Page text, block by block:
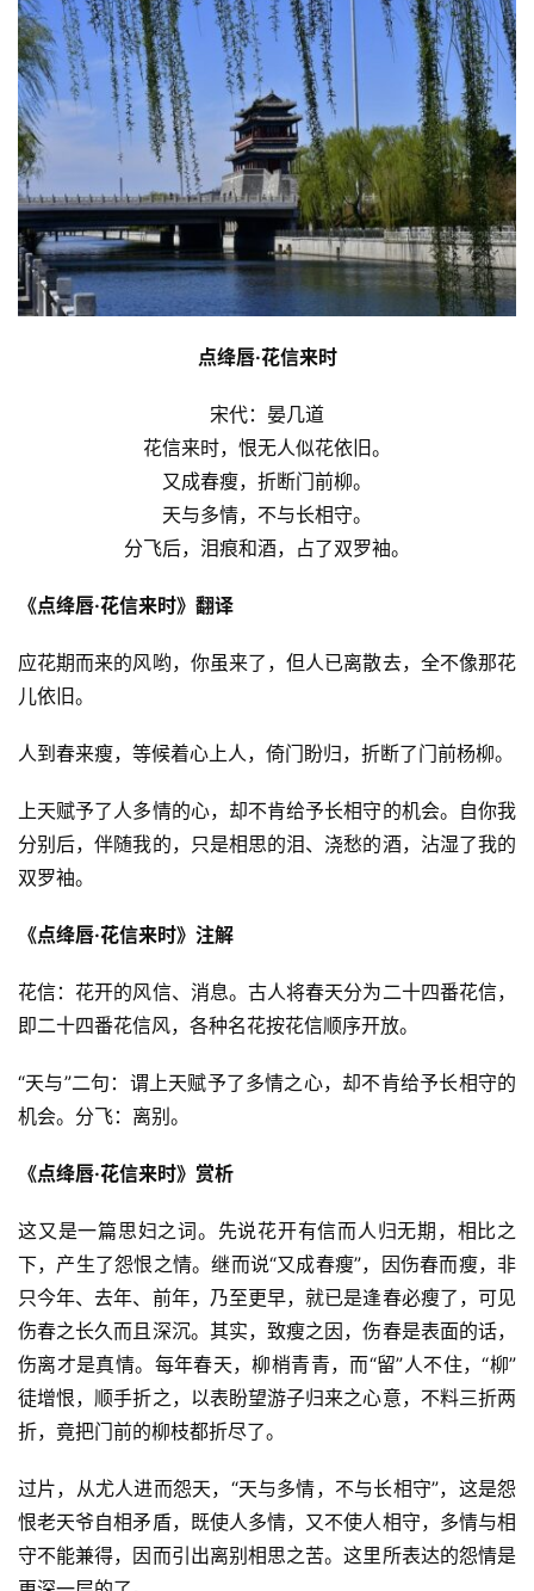
点绛唇·花信来时
宋代：晏几道
花信来时，恨无人似花依旧。
又成春瘦，折断门前柳。
天与多情，不与长相守。
分飞后，泪痕和酒，占了双罗袖。
《点绛唇·花信来时》翻译
应花期而来的风哟，你虽来了，但人已离散去，全不像那花
儿依旧。
人到春来瘦，等候着心上人，倚门盼归，折断了门前杨柳。
上天赋予了人多情的心，却不肯给予长相守的机会。自你我
分别后，伴随我的，只是相思的泪、浇愁的酒，沾湿了我的
双罗袖。
《点绛唇·花信来时》注解
花信：花开的风信、消息。古人将春天分为二十四番花信，
即二十四番花信风，各种名花按花信顺序开放。
“天与”二句：谓上天赋予了多情之心，却不肯给予长相守的
机会。分飞：离别。
《点绛唇·花信来时》赏析
这又是一篇思妇之词。先说花开有信而人归无期，相比之
下，产生了怨恨之情。继而说“又成春瘦”，因伤春而瘦，非
只今年、去年、前年，乃至更早，就已是逢春必瘦了，可见
伤春之长久而且深沉。其实，致瘦之因，伤春是表面的话，
伤离才是真情。每年春天，柳梢青青，而“留”人不住，“柳”
徒增恨，顺手折之，以表盼望游子归来之心意，不料三折两
折，竟把门前的柳枝都折尽了。
过片，从尤人进而怨天，“天与多情，不与长相守”，这是怨
恨老天爷自相矛盾，既使人多情，又不使人相守，多情与相
守不能兼得，因而引出离别相思之苦。这里所表达的怨情是